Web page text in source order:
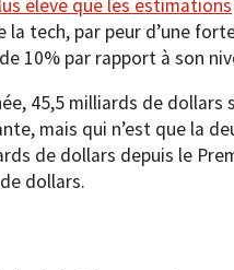
élevé que les estimations
tech, par peur d’une
10% par rapport à son
45,5 milliards de
mais qui n’est que la
de dollars depuis le
dollars.